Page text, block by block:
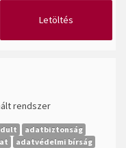
Letöltés
rendszer
adatbiztonság
adatvédelmi bírság